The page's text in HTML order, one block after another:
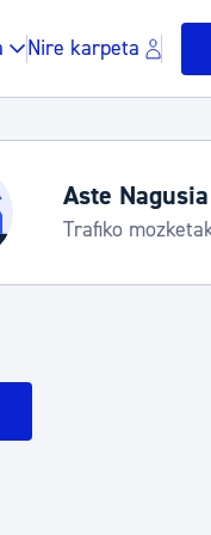
Nire karpeta
Gune publikoa,
Aste
Trafiko